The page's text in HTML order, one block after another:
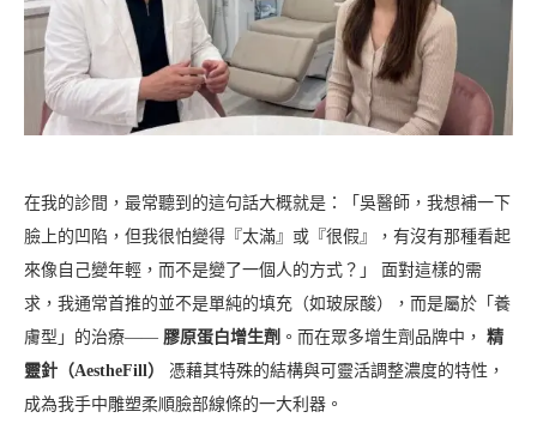
在我的診間，最常聽到的這句話大概就是：「吳醫師，我想補一下
臉上的凹陷，但我很怕變得『太滿』或『很假』，有沒有那種看起
來像自己變年輕，而不是變了一個人的方式？」 面對這樣的需
求，我通常首推的並不是單純的填充（如玻尿酸），而是屬於「養
膚型」的治療—— 膠原蛋白增生劑 。而在眾多增生劑品牌中， 精
靈針（AestheFill）
憑藉其特殊的結構與可靈活調整濃度的特性，
成為我手中雕塑柔順臉部線條的一大利器。